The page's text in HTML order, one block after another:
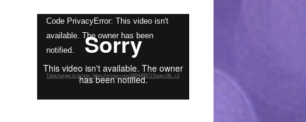
Lecteur
vidéo
Code PrivacyError: This video isn't
available. The owner has been
notified.
Télécharger le fichier: https://vimeo.com/288448971?loop=0&_=2